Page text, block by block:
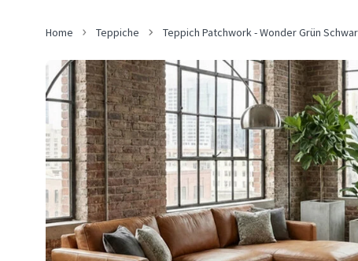
Home Teppiche Teppich Patchwork - Wonder Grün